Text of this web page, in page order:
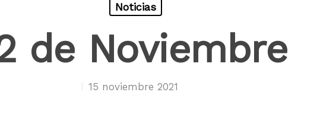
Noticias
de Noviembre
15 noviembre 2021